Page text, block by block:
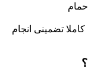
تضمینی انجام